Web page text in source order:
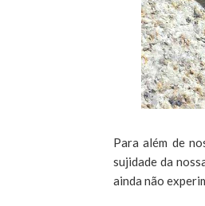
Para além de
sujidade da
ainda não